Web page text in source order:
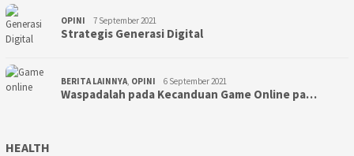
OPINI 7 September 2021
Strategis Generasi Digital
BERITA LAINNYA OPINI 6 September 2021
Waspadalah pada Kecanduan Game Online pa…
HEALTH